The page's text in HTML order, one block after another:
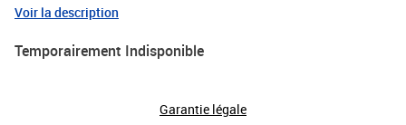
Voir la description
Temporairement Indisponible
Garantie légale